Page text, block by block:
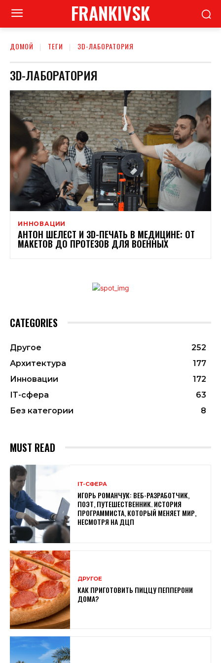
FRANKIVSK
ДОМОЙ ТЕГИ 3D-ЛАБОРАТОРИЯ
3D-ЛАБОРАТОРИЯ
ИННОВАЦИИ
АНТОН ШЕЛЕСТ И 3D-ПЕЧАТЬ В МЕДИЦИНЕ: ОТ
МАКЕТОВ ДО ПРОТЕЗОВ ДЛЯ ВОЕННЫХ
CATEGORIES
Другое
252
Архитектура
177
Инновации
172
ІТ-сфера
63
Без категории
8
MUST READ
ІТ-СФЕРА
ИГОРЬ РОМАНЧУК: ВЕБ-РАЗРАБОТЧИК,
ПОЭТ, ПУТЕШЕСТВЕННИК. ИСТОРИЯ
ПРОГРАММИСТА, КОТОРЫЙ МЕНЯЕТ МИР,
НЕСМОТРЯ НА ДЦП
ДРУГОЕ
КАК ПРИГОТОВИТЬ ПИЦЦУ ПЕППЕРОНИ
ДОМА?